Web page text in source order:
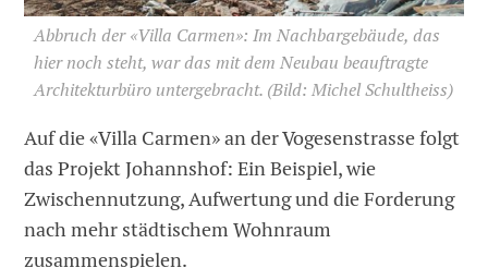
Abbruch der «Villa Carmen»: Im Nachbargebäude, das
hier noch steht, war das mit dem Neubau beauftragte
Architekturbüro untergebracht. (Bild: Michel Schultheiss)
Auf die «Villa Carmen» an der Vogesenstrasse folgt
das Projekt Johannshof: Ein Beispiel, wie
Zwischennutzung, Aufwertung und die Forderung
nach mehr städtischem Wohnraum
zusammenspielen.